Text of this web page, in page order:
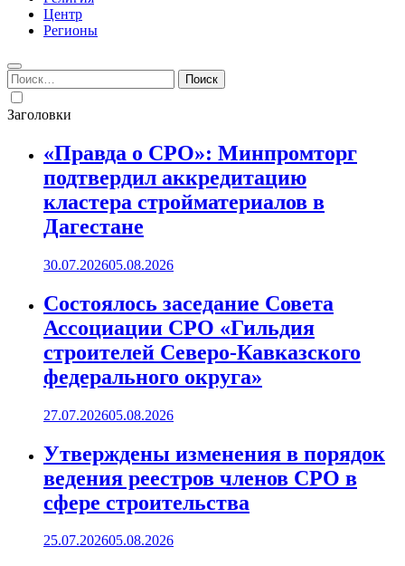
Центр
Регионы
Найти:
Заголовки
«Правда о СРО»: Минпромторг
подтвердил аккредитацию
кластера стройматериалов в
Дагестане
30.07.202605.08.2026
Состоялось заседание Совета
Ассоциации СРО «Гильдия
строителей Северо-Кавказского
федерального округа»
27.07.202605.08.2026
Утверждены изменения в порядок
ведения реестров членов СРО в
сфере строительства
25.07.202605.08.2026